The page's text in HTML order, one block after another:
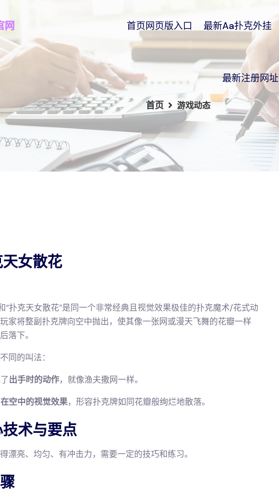
首页网页版入口 最新aa扑克外挂
最新注册网址
首页 游戏动态
女散花
“扑克天女散花”是同一个非常经典且视觉效果极佳的扑克魔术/花式动
家将整副扑克牌向空中抛出，使其像一张网或漫天飞舞的花瓣一样
落下。
同的叫法：
出手时的动作，就像渔夫撒网一样。
在空中的视觉效果，形容扑克牌如同花瓣般绚烂地散落。
术与要点
漂亮、均匀、有冲击力，需要一定的技巧和练习。